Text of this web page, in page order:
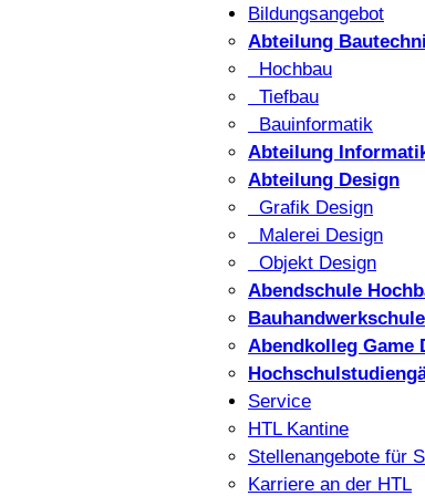
Bildungsangebot
Abteilung
Hochbau
Tiefbau
Bauinformatik
Abteilung
Abteilung Design
Grafik Design
Malerei Design
Objekt Design
Abendschule
Bauhandwerkschule
Abendkolleg Game
Service
HTL Kantine
Stellenangebote für
Karriere an der HTL